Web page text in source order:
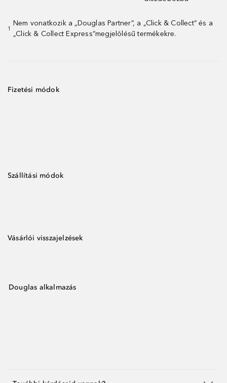
1
Nem vonatkozik a „Douglas Partner”, a „Click & Collect” és a
„Click & Collect Express”megjelölésű termékekre.
Fizetési módok
Szállítási módok
Vásárlói visszajelzések
Douglas alkalmazás